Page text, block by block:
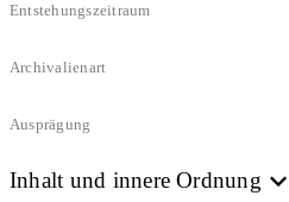
Entstehungszeitraum
Archivalienart
Ausprägung
Inhalt und innere Ordnung